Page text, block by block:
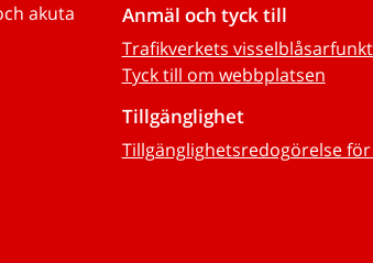
akuta
Anmäl och tyck till
Trafikverkets
Tyck till om webbplatsen
Tillgänglighet
Tillgänglighetsredogörelse